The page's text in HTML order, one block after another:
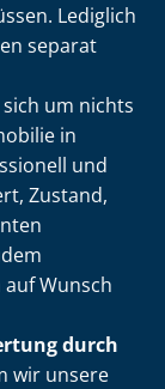
Lediglich
separat
um nichts
in
und
Zustand,
Wunsch
durch
wir unsere